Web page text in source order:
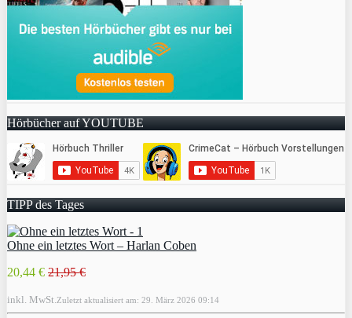
Hörbücher auf YOUTUBE
TIPP des Tages
Ohne ein letztes Wort – Harlan Coben
20,44 € 21,95 €
inkl. MwSt. Zuletzt aktualisiert am: 29. März 2026 09:14